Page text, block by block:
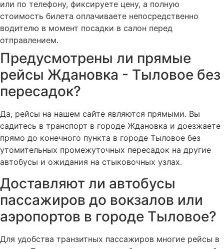
или по телефону, фиксируете цену, а полную
стоимость билета оплачиваете непосредственно
водителю в момент посадки в салон перед
отправлением.
Предусмотрены ли прямые
рейсы Ждановка - Тыловое без
пересадок?
Да, рейсы на нашем сайте являются прямыми. Вы
садитесь в транспорт в городе Ждановка и доезжаете
прямо до конечного пункта в городе Тыловое без
утомительных промежуточных пересадок на другие
автобусы и ожидания на стыковочных узлах.
Доставляют ли автобусы
пассажиров до вокзалов или
аэропортов в городе Тыловое?
Для удобства транзитных пассажиров многие рейсы в